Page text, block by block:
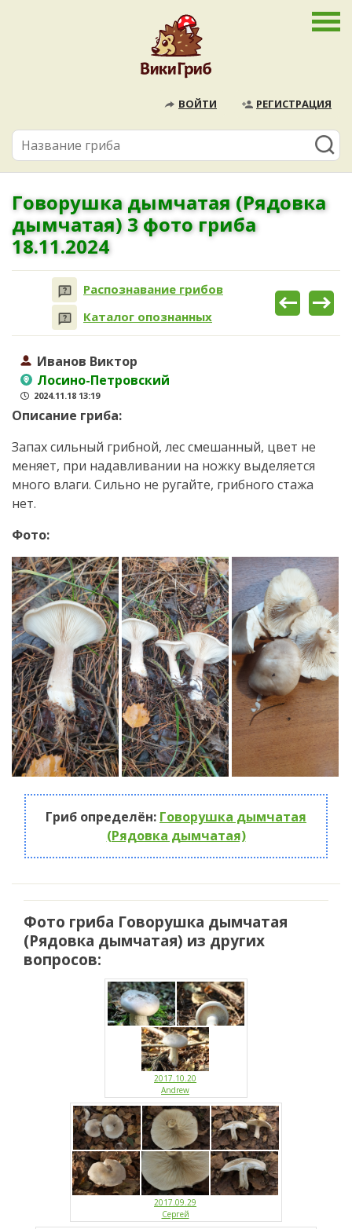
ВОЙТИ РЕГИСТРАЦИЯ
Говорушка дымчатая (Рядовка
дымчатая) 3 фото гриба
18.11.2024
Распознавание грибов
Каталог опознанных
Иванов Виктор
Лосино-Петровский
2024.11.18 13:19
Описание гриба:
Запах сильный грибной, лес смешанный, цвет не
меняет, при надавливании на ножку выделяется
много влаги. Сильно не ругайте, грибного стажа
нет.
Фото:
Гриб определён: Говорушка дымчатая
(Рядовка дымчатая)
Фото гриба Говорушка дымчатая
(Рядовка дымчатая) из других
вопросов:
2017.10.20
Andrew
2017.09.29
Сергей